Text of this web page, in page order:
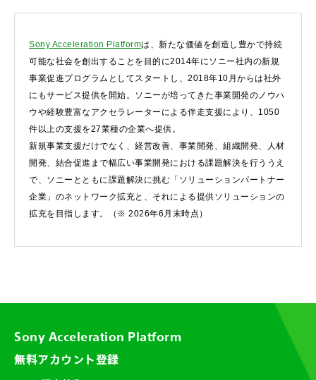
Sony Acceleration Platformは、新たな価値を創造し豊かで持続
可能な社会を創出することを目的に2014年にソニー社内の新規
事業促進プログラムとしてスタートし、2018年10月からは社外
にもサービス提供を開始。ソニーが培ってきた事業開発のノウハ
ウや経験豊富なアクセラレーターによる伴走支援により、1050
件以上の支援を27業種の企業へ提供。
新規事業支援だけでなく、経営改善、事業開発、組織開発、人材
開発、結合促進まで幅広い事業開発における課題解決を行ううえ
で、ソニーとともに課題解決に挑む「ソリューションパートナー
企業」のネットワーク拡充と、それによる提供ソリューションの
拡充を目指します。（※ 2026年6月末時点）
Sony Acceleration Platform
無料アカウント登録